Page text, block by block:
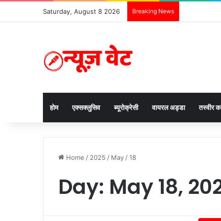
Saturday, August 8 2026 Breaking News
होम एक्सक्लुसिव ब्यूरोक्रेसी वायरल अड्डा तस्वीर
Home / 2025 / May /18
Day: May 18,